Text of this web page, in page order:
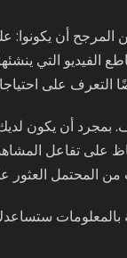
أن يكونوا:
التي
على
بمجرد أن يكون
على تفاعل
من المحتمل
بالمعلومات